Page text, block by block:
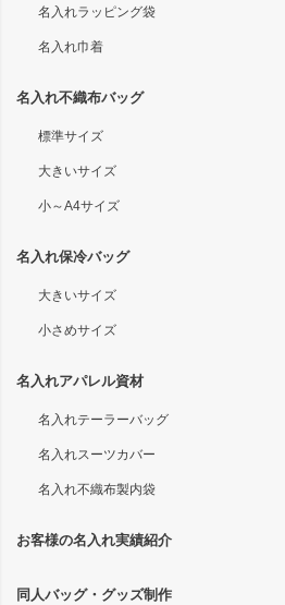
名入れラッピング袋
名入れ巾着
名入れ不織布バッグ
標準サイズ
大きいサイズ
小～A4サイズ
名入れ保冷バッグ
大きいサイズ
小さめサイズ
名入れアパレル資材
名入れテーラーバッグ
名入れスーツカバー
名入れ不織布製内袋
お客様の名入れ実績紹介
同人バッグ・グッズ制作